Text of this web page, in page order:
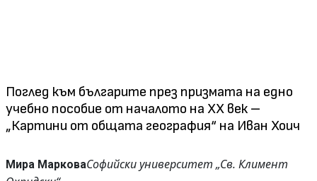
Поглед към българите през призмата на едно
учебно пособие от началото на ХХ век –
„Картини от общата география“ на Иван Хоич
Мира МарковаСофийски университет „Св. Климент